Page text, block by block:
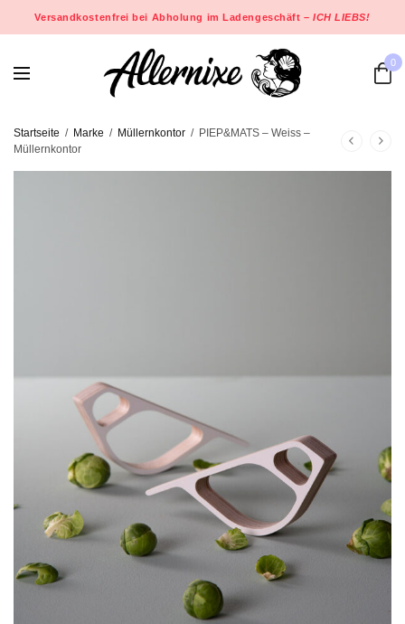
Versandkostenfrei bei Abholung im Ladengeschäft –ICH LIEBS!
0
Startseite / Marke / Müllernkontor / PIEP&MATS – Weiss –
Müllernkontor